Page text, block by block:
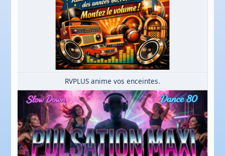
RVPLUS anime vos enceintes.